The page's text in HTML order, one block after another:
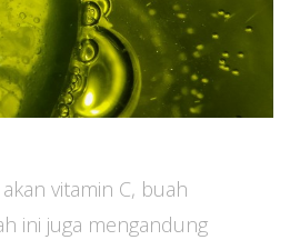
vitamin C, buah
ini juga mengandung